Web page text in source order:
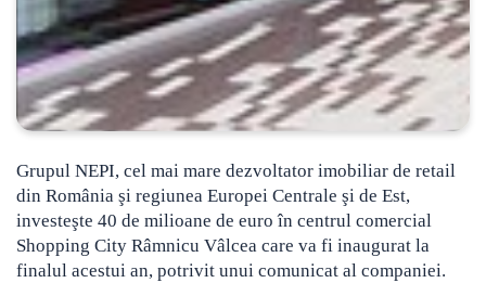
Grupul NEPI, cel mai mare dezvoltator imobiliar de retail
din România şi regiunea Europei Centrale şi de Est,
investeşte 40 de milioane de euro în centrul comercial
Shopping City Râmnicu Vâlcea care va fi inaugurat la
finalul acestui an, potrivit unui comunicat al companiei.